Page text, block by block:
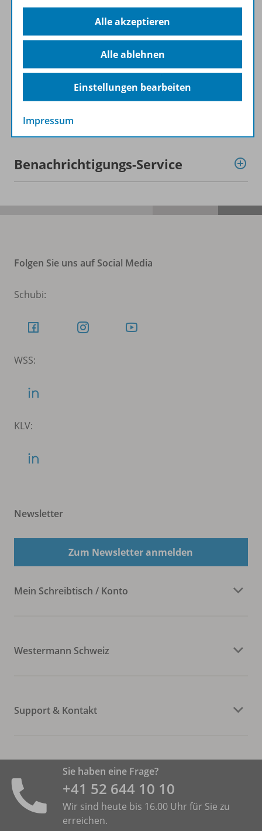
Video
Empfehlungen der Redaktion
Benachrichtigungs-Service
Folgen Sie uns auf Social Media
Schubi:
WSS:
KLV:
Newsletter
Zum Newsletter anmelden
Mein Schreibtisch / Konto
Westermann Schweiz
Support & Kontakt
Sie haben eine Frage?
+41 52 644 10 10
Wir sind heute bis 16.00 Uhr für Sie zu
erreichen.
Alle akzeptieren
Alle ablehnen
Einstellungen bearbeiten
Impressum